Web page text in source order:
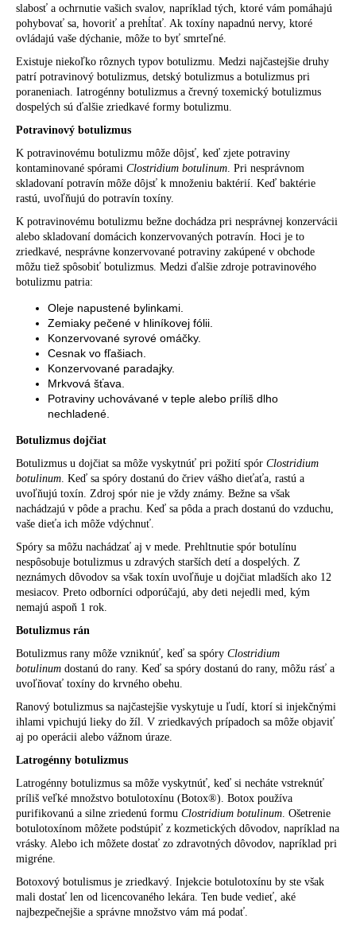
slabosť a ochrnutie vašich svalov, napríklad tých, ktoré vám pomáhajú
pohybovať sa, hovoriť a prehĺtať. Ak toxíny napadnú nervy, ktoré
ovládajú vaše dýchanie, môže to byť smrteľné.
Existuje niekoľko rôznych typov botulizmu. Medzi najčastejšie druhy
patrí potravinový botulizmus, detský botulizmus a botulizmus pri
poraneniach. Iatrogénny botulizmus a črevný toxemický botulizmus
dospelých sú ďalšie zriedkavé formy botulizmu.
Potravinový botulizmus
K potravinovému botulizmu môže dôjsť, keď zjete potraviny
kontaminované spórami Clostridium botulinum . Pri nesprávnom
skladovaní potravín môže dôjsť k množeniu baktérií. Keď baktérie
rastú, uvoľňujú do potravín toxíny.
K potravinovému botulizmu bežne dochádza pri nesprávnej konzervácii
alebo skladovaní domácich konzervovaných potravín. Hoci je to
zriedkavé, nesprávne konzervované potraviny zakúpené v obchode
môžu tiež spôsobiť botulizmus. Medzi ďalšie zdroje potravinového
botulizmu patria:
Oleje napustené bylinkami.
Zemiaky pečené v hliníkovej fólii.
Konzervované syrové omáčky.
Cesnak vo fľašiach.
Konzervované paradajky.
Mrkvová šťava.
Potraviny uchovávané v teple alebo príliš dlho
nechladené.
Botulizmus dojčiat
Botulizmus u dojčiat sa môže vyskytnúť pri požití spór Clostridium
botulinum . Keď sa spóry dostanú do čriev vášho dieťaťa, rastú a
uvoľňujú toxín. Zdroj spór nie je vždy známy. Bežne sa však
nachádzajú v pôde a prachu. Keď sa pôda a prach dostanú do vzduchu,
vaše dieťa ich môže vdýchnuť.
Spóry sa môžu nachádzať aj v mede. Prehltnutie spór botulínu
nespôsobuje botulizmus u zdravých starších detí a dospelých. Z
neznámych dôvodov sa však toxín uvoľňuje u dojčiat mladších ako 12
mesiacov. Preto odborníci odporúčajú, aby deti nejedli med, kým
nemajú aspoň 1 rok.
Botulizmus rán
Botulizmus rany môže vzniknúť, keď sa spóry Clostridium
botulinum dostanú do rany. Keď sa spóry dostanú do rany, môžu rásť a
uvoľňovať toxíny do krvného obehu.
Ranový botulizmus sa najčastejšie vyskytuje u ľudí, ktorí si injekčnými
ihlami vpichujú lieky do žíl. V zriedkavých prípadoch sa môže objaviť
aj po operácii alebo vážnom úraze.
Latrogénny botulizmus
Latrogénny botulizmus sa môže vyskytnúť, keď si necháte vstreknúť
príliš veľké množstvo botulotoxínu (Botox®). Botox používa
purifikovanú a silne zriedenú formu Clostridium botulinum . Ošetrenie
botulotoxínom môžete podstúpiť z kozmetických dôvodov, napríklad na
vrásky. Alebo ich môžete dostať zo zdravotných dôvodov, napríklad pri
migréne.
Botoxový botulismus je zriedkavý. Injekcie botulotoxínu by ste však
mali dostať len od licencovaného lekára. Ten bude vedieť, aké
najbezpečnejšie a správne množstvo vám má podať.